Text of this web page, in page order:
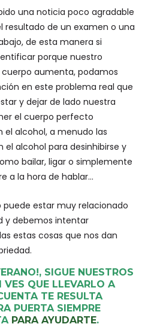
una noticia poco agradable
resultado de un examen o una
de esta manera si
porque nuestro
aumenta, podamos
en este problema real que
y dejar de lado nuestra
el cuerpo perfecto
el alcohol, a menudo las
el alcohol para desinhibirse y
bailar, ligar o simplemente
a la hora de hablar…
puede estar muy relacionado
y debemos intentar
estas cosas que nos dan
SIGUE NUESTROS
VES QUE LLEVARLO A
TE RESULTA
PUERTA SIEMPRE
PARA AYUDARTE.